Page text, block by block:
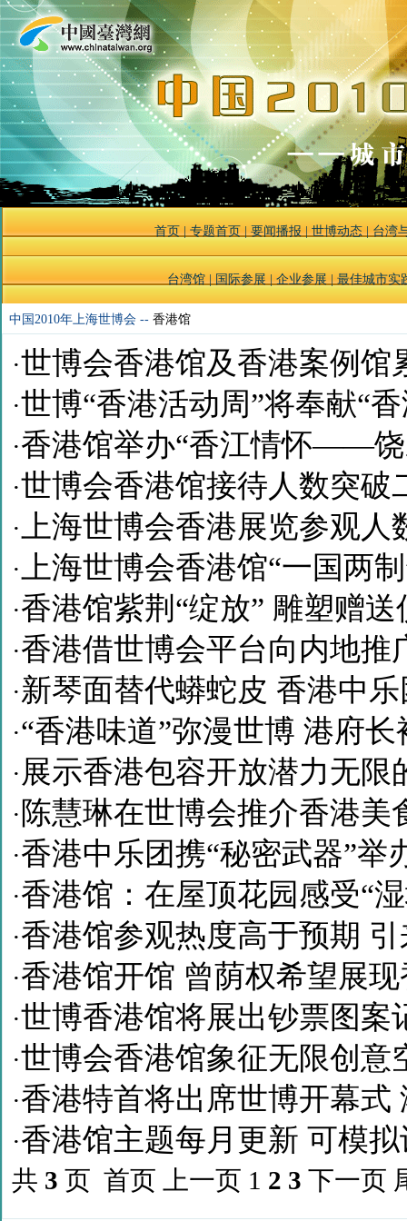
首页|专题首页|要闻播报|世博动态|台湾
台湾馆|国际参展|企业参展|最佳城市实
中国2010年上海世博会 -- 香港馆
·世博会香港馆及香港案例馆
·世博“香港活动周”将奉献“
·香港馆举办“香江情怀——饶
·世博会香港馆接待人数突破
· 上海世博会香港展览参观
· 上海世博会香港馆“一国两
·香港馆紫荆“绽放” 雕塑赠送
·香港借世博会平台向内地推
·新琴面替代蟒蛇皮 香港中
·“香港味道”弥漫世博 港府
· 展示香港包容开放潜力无限
· 陈慧琳在世博会推介香港美
·香港中乐团携“秘密武器”举
·香港馆：在屋顶花园感受“
·香港馆参观热度高于预期 引
·香港馆开馆 曾荫权希望展
·世博香港馆将展出钞票图案
·世博会香港馆象征无限创意
·香港特首将出席世博开幕式
·香港馆主题每月更新 可模拟
共 3 页 首页 上一页 1 2 3 下一页